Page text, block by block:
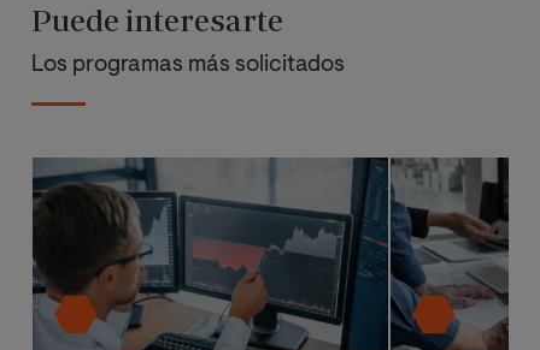
Puede interesarte
Los programas más solicitados